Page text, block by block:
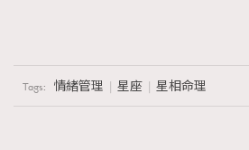
Tags: 情緒管理 星座 星相命理